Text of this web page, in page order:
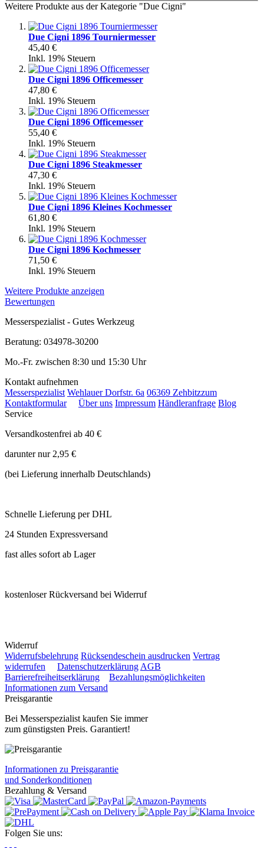
Weitere Produkte aus der Kategorie "Due Cigni"
Due Cigni 1896 Tourniermesser
45,40 €
Inkl. 19% Steuern
Due Cigni 1896 Officemesser
47,80 €
Inkl. 19% Steuern
Due Cigni 1896 Officemesser
55,40 €
Inkl. 19% Steuern
Due Cigni 1896 Steakmesser
47,30 €
Inkl. 19% Steuern
Due Cigni 1896 Kleines Kochmesser
61,80 €
Inkl. 19% Steuern
Due Cigni 1896 Kochmesser
71,50 €
Inkl. 19% Steuern
Weitere Produkte anzeigen
Bewertungen
Messerspezialist - Gutes Werkzeug
Beratung: 034978-30200
Mo.-Fr. zwischen 8:30 und 15:30 Uhr
Kontakt aufnehmen
Messerspezialist Wehlauer Dorfstr. 6a 06369 Zehbitzzum
Kontaktformular
Über uns Impressum Händleranfrage Blog
Service
Versandkostenfrei ab 40 €
darunter nur 2,95 €
(bei Lieferung innerhalb Deutschlands)
Schnelle Lieferung per DHL
24 Stunden Expressversand
fast alles sofort ab Lager
kostenloser Rückversand bei Widerruf
Widerruf
Widerrufsbelehrung Rücksendeschein ausdrucken Vertrag
widerrufen
Datenschutzerklärung AGB
Barrierefreiheitserklärung
Bezahlungsmöglichkeiten
Informationen zum Versand
Preisgarantie
Bei Messerspezialist kaufen Sie immer
zum günstigsten Preis. Garantiert!
Informationen zu Preisgarantie
und Sonderkonditionen
Bezahlung & Versand
Folgen Sie uns: